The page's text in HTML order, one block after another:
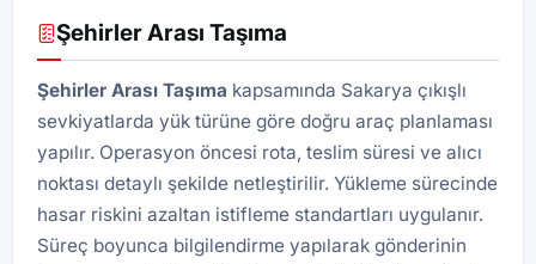
Şehirler Arası Taşıma
Şehirler Arası Taşıma kapsamında Sakarya çıkışlı
sevkiyatlarda yük türüne göre doğru araç planlaması
yapılır. Operasyon öncesi rota, teslim süresi ve alıcı
noktası detaylı şekilde netleştirilir. Yükleme sürecinde
hasar riskini azaltan istifleme standartları uygulanır.
Süreç boyunca bilgilendirme yapılarak gönderinin